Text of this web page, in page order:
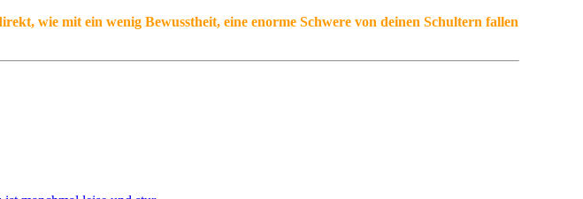
wie mit ein wenig Bewusstheit, eine enorme Schwere von deinen Schultern fallen